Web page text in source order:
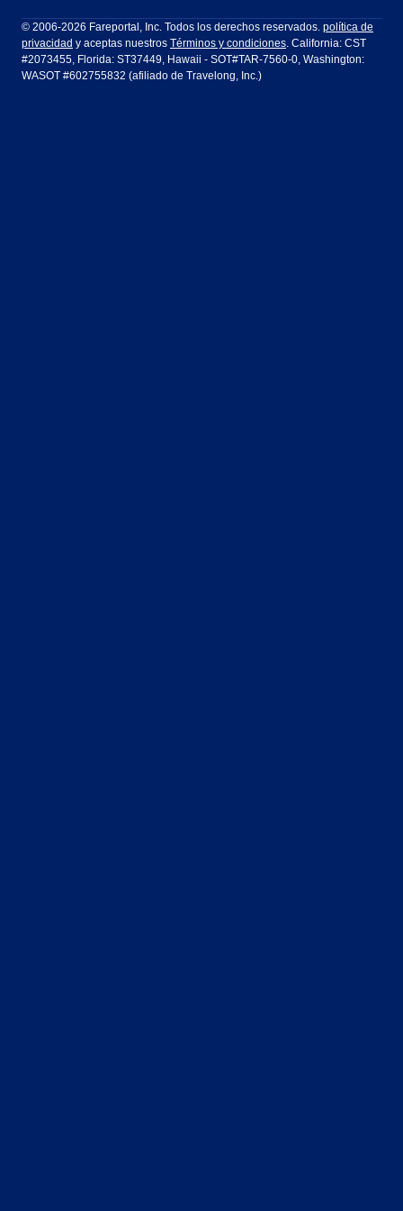
LATAM Airlines Lufthansa
Air Europa Turkish Airlines
Ft Lauderdale Honolulu
Houston Las Vegas
Miami
Dublín Frankfurt
Guadalajara Lima
© 2006-2026 Fareportal, Inc. Todos los derechos reservados. política de
privacidad y aceptas nuestros Términos y condiciones. California: CST
#2073455, Florida: ST37449, Hawaii - SOT#TAR-7560-0, Washington:
WASOT #602755832 (afiliado de Travelong, Inc.)